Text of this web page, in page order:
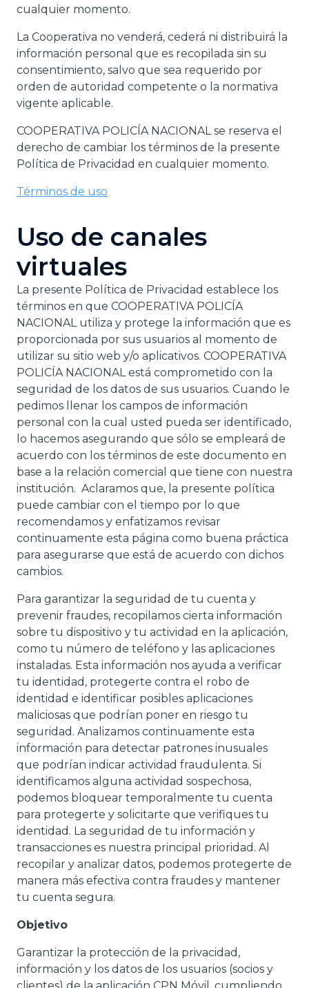
cualquier momento.
La Cooperativa no venderá, cederá ni distribuirá la
información personal que es recopilada sin su
consentimiento, salvo que sea requerido por
orden de autoridad competente o la normativa
vigente aplicable.
COOPERATIVA POLICÍA NACIONAL se reserva el
derecho de cambiar los términos de la presente
Política de Privacidad en cualquier momento.
Términos de uso
Uso de canales
virtuales
La presente Política de Privacidad establece los
términos en que COOPERATIVA POLICÍA
NACIONAL utiliza y protege la información que es
proporcionada por sus usuarios al momento de
utilizar su sitio web y/o aplicativos. COOPERATIVA
POLICÍA NACIONAL está comprometido con la
seguridad de los datos de sus usuarios. Cuando le
pedimos llenar los campos de información
personal con la cual usted pueda ser identificado,
lo hacemos asegurando que sólo se empleará de
acuerdo con los términos de este documento en
base a la relación comercial que tiene con nuestra
institución. Aclaramos que, la presente política
puede cambiar con el tiempo por lo que
recomendamos y enfatizamos revisar
continuamente esta página como buena práctica
para asegurarse que está de acuerdo con dichos
cambios.
Para garantizar la seguridad de tu cuenta y
prevenir fraudes, recopilamos cierta información
sobre tu dispositivo y tu actividad en la aplicación,
como tu número de teléfono y las aplicaciones
instaladas. Esta información nos ayuda a verificar
tu identidad, protegerte contra el robo de
identidad e identificar posibles aplicaciones
maliciosas que podrían poner en riesgo tu
seguridad. Analizamos continuamente esta
información para detectar patrones inusuales
que podrían indicar actividad fraudulenta. Si
identificamos alguna actividad sospechosa,
podemos bloquear temporalmente tu cuenta
para protegerte y solicitarte que verifiques tu
identidad. La seguridad de tu información y
transacciones es nuestra principal prioridad. Al
recopilar y analizar datos, podemos protegerte de
manera más efectiva contra fraudes y mantener
tu cuenta segura.
Objetivo
Garantizar la protección de la privacidad,
información y los datos de los usuarios (socios y